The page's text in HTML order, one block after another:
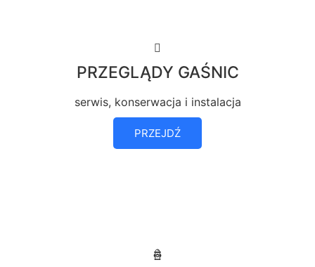
PRZEGLĄDY GAŚNIC
serwis, konserwacja i instalacja
PRZEJDŹ